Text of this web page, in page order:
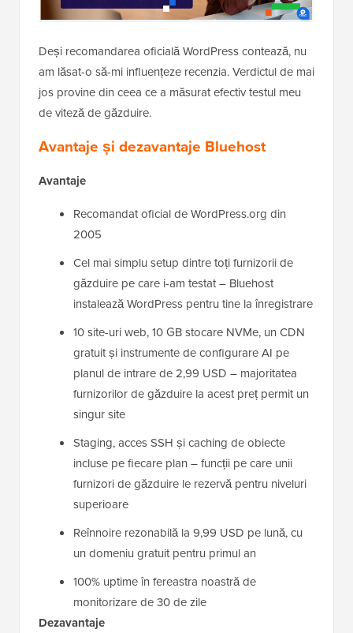
Deși recomandarea oficială WordPress contează, nu
am lăsat-o să-mi influențeze recenzia. Verdictul de mai
jos provine din ceea ce a măsurat efectiv testul meu
de viteză de găzduire.
Avantaje și dezavantaje Bluehost
Avantaje
Recomandat oficial de WordPress.org din
2005
Cel mai simplu setup dintre toți furnizorii de
găzduire pe care i-am testat – Bluehost
instalează WordPress pentru tine la înregistrare
10 site-uri web, 10 GB stocare NVMe, un CDN
gratuit și instrumente de configurare AI pe
planul de intrare de 2,99 USD – majoritatea
furnizorilor de găzduire la acest preț permit un
singur site
Staging, acces SSH și caching de obiecte
incluse pe fiecare plan – funcții pe care unii
furnizori de găzduire le rezervă pentru niveluri
superioare
Reînnoire rezonabilă la 9,99 USD pe lună, cu
un domeniu gratuit pentru primul an
100% uptime în fereastra noastră de
monitorizare de 30 de zile
Dezavantaje